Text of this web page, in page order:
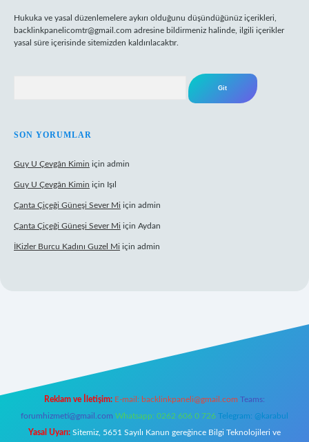
Hukuka ve yasal düzenlemelere aykırı olduğunu düşündüğünüz içerikleri,
backlinkpanelicomtr@gmail.com adresine bildirmeniz halinde, ilgili içerikler
yasal süre içerisinde sitemizden kaldırılacaktır.
SON YORUMLAR
Guy U Çevgân Kimin için admin
Guy U Çevgân Kimin için Işıl
Çanta Çiçeği Güneşi Sever Mi için admin
Çanta Çiçeği Güneşi Sever Mi için Aydan
İKizler Burcu Kadını Guzel Mi için admin
Reklam ve İletişim: E-mail: backlinkpaneli@gmail.com Teams:
forumhizmeti@gmail.com Whatsapp: 0262 606 0 726 Telegram: @karabul
Yasal Uyarı: Sitemiz, 5651 Sayılı Kanun gereğince Bilgi Teknolojileri ve